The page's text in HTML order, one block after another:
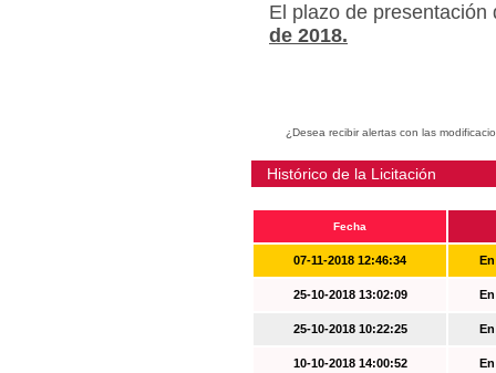
El plazo de
de 2018.
¿Desea recibir alertas con las
Histórico de la Licitación
Fecha
07-11-2018 12:46:34
25-10-2018 13:02:09
25-10-2018 10:22:25
10-10-2018 14:00:52